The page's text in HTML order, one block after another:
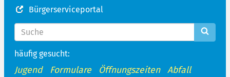
Bürgerserviceportal
häufig gesucht:
Jugend Formulare Öffnungszeiten
Abfall